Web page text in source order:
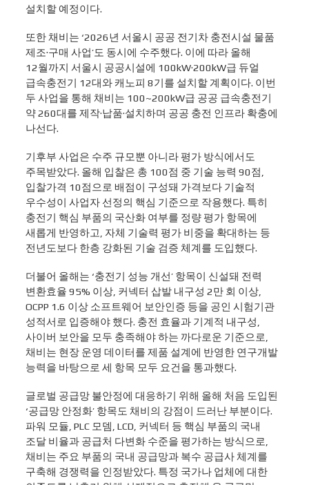
설치할 예정이다.
또한 채비는 ‘2026년 서울시 공공 전기차 충전시설 물품
제조·구매 사업’도 동시에 수주했다. 이에 따라 올해
12월까지 서울시 공공시설에 100kW·200kW급 듀얼
급속충전기 12대와 캐노피 8기를 설치할 계획이다. 이번
두 사업을 통해 채비는 100~200kW급 공공 급속충전기
약 260대를 제작·납품·설치하며 공공 충전 인프라 확충에
나선다.
기후부 사업은 수주 규모뿐 아니라 평가 방식에서도
주목받았다. 올해 입찰은 총 100점 중 기술 능력 90점,
입찰가격 10점으로 배점이 구성돼 가격보다 기술적
우수성이 사업자 선정의 핵심 기준으로 작용했다. 특히
충전기 핵심 부품의 국산화 여부를 정량 평가 항목에
새롭게 반영하고, 자체 기술력 평가 비중을 확대하는 등
전년도보다 한층 강화된 기술 검증 체계를 도입했다.
더불어 올해는 ‘충전기 성능 개선’ 항목이 신설돼 전력
변환효율 95% 이상, 커넥터 삽발 내구성 2만 회 이상,
OCPP 1.6 이상 소프트웨어 보안인증 등을 공인 시험기관
성적서로 입증해야 했다. 충전 효율과 기계적 내구성,
사이버 보안을 모두 충족해야 하는 까다로운 기준으로,
채비는 현장 운영 데이터를 제품 설계에 반영한 연구개발
능력을 바탕으로 세 항목 모두 요건을 통과했다.
글로벌 공급망 불안정에 대응하기 위해 올해 처음 도입된
‘공급망 안정화’ 항목도 채비의 강점이 드러난 부분이다.
파워 모듈, PLC 모뎀, LCD, 커넥터 등 핵심 부품의 국내
조달 비율과 공급처 다변화 수준을 평가하는 방식으로,
채비는 주요 부품의 국내 공급망과 복수 공급사 체계를
구축해 경쟁력을 인정받았다. 특정 국가나 업체에 대한